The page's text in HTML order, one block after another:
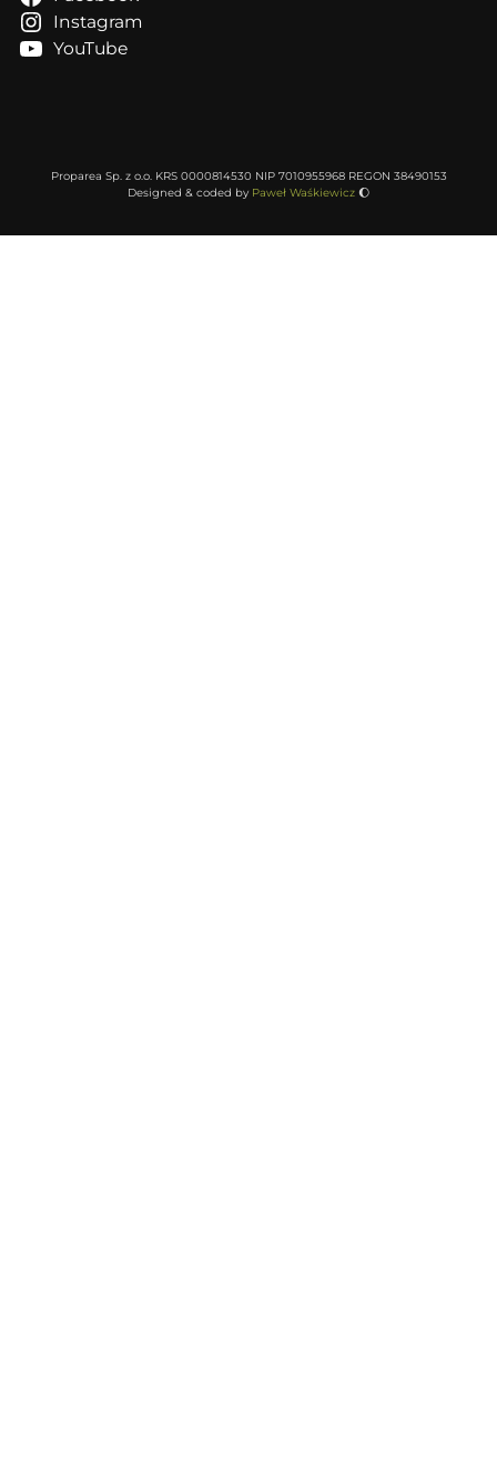
Instagram
YouTube
Proparea Sp. z o.o. KRS 0000814530 NIP 7010955968 REGON 38490153
Designed & coded by Paweł Waśkiewicz 🌔